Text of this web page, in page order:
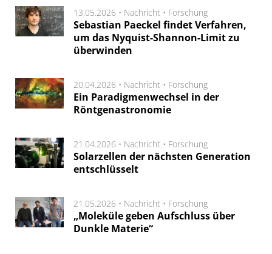
13.05.2026 • Nachricht • Forschung
Sebastian Paeckel findet Verfahren,
um das Nyquist-Shannon-Limit zu
überwinden
20.04.2026 • Nachricht • Forschung
Ein Paradigmenwechsel in der
Röntgenastronomie
21.04.2026 • Nachricht • Forschung
Solarzellen der nächsten Generation
entschlüsselt
21.05.2026 • Nachricht • Forschung
„Moleküle geben Aufschluss über
Dunkle Materie“